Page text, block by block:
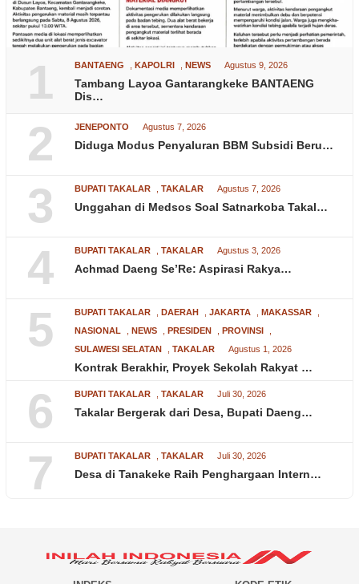
1 BANTAENG KAPOLRI NEWS Agustus 9, 2026
Tambang Layoa Gantarangkeke BANTAENG
Dis…
2 JENEPONTO Agustus 7, 2026
Diduga Modus Penyaluran BBM Subsidi Beru…
3 BUPATI TAKALAR TAKALAR Agustus 7, 2026
Unggahan di Medsos Soal Satnarkoba Takal…
4 BUPATI TAKALAR TAKALAR Agustus 3, 2026
Achmad Daeng Se’Re: Aspirasi Rakya…
5 BUPATI TAKALAR DAERAH JAKARTA MAKASSAR
NASIONAL
NEWS PRESIDEN PROVINSI
SULAWESI SELATAN
TAKALAR Agustus 1, 2026
Kontrak Berakhir, Proyek Sekolah Rakyat …
6 BUPATI TAKALAR TAKALAR Juli 30, 2026
Takalar Bergerak dari Desa, Bupati Daeng…
7 BUPATI TAKALAR TAKALAR Juli 30, 2026
Desa di Tanakeke Raih Penghargaan Intern…